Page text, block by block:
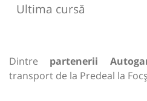
Ultima cursă
Dintre partenerii
transport de la Predeal la